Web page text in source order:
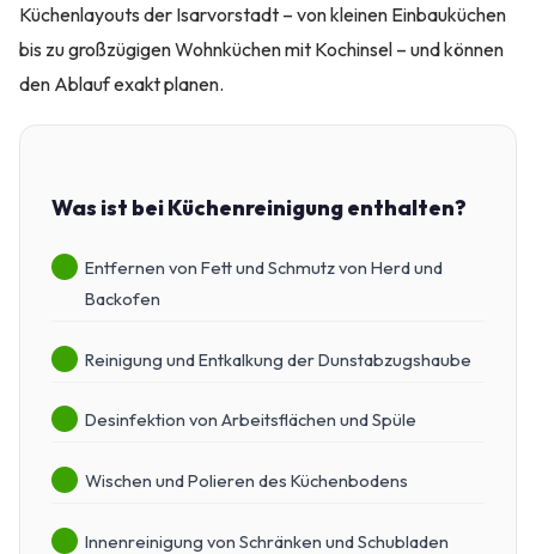
Küchenlayouts der Isarvorstadt – von kleinen Einbauküchen
bis zu großzügigen Wohnküchen mit Kochinsel – und können
den Ablauf exakt planen.
Was ist bei Küchenreinigung enthalten?
Entfernen von Fett und Schmutz von Herd und
Backofen
Reinigung und Entkalkung der Dunstabzugshaube
Desinfektion von Arbeitsflächen und Spüle
Wischen und Polieren des Küchenbodens
Innenreinigung von Schränken und Schubladen